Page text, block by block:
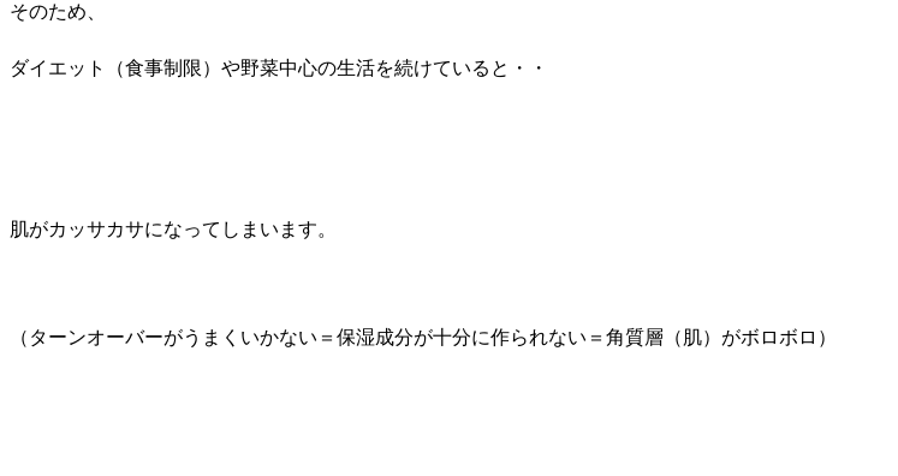
そのため、
ダイエット（食事制限）や野菜中心の生活を続けていると・・
肌がカッサカサになってしまいます。
（ターンオーバーがうまくいかない＝保湿成分が十分に作られない＝角質層（肌）がボロボロ）